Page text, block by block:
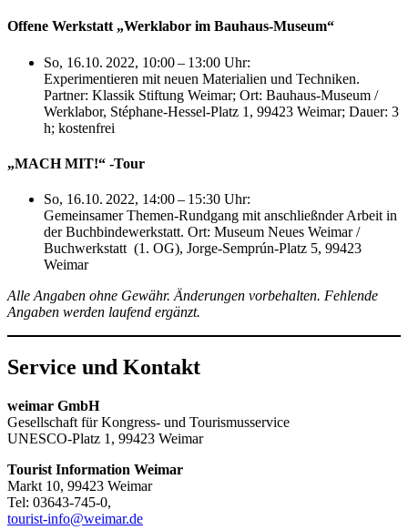
Offene Werkstatt „Werklabor im Bauhaus-Museum“
So, 16.10. 2022, 10:00 – 13:00 Uhr:
Experimentieren mit neuen Materialien und Techniken.
Partner: Klassik Stiftung Weimar; Ort: Bauhaus-Museum /
Werklabor, Stéphane-Hessel-Platz 1, 99423 Weimar; Dauer: 3
h; kostenfrei
„MACH MIT!“ -Tour
So, 16.10. 2022, 14:00 – 15:30 Uhr:
Gemeinsamer Themen-Rundgang mit anschließnder Arbeit in
der Buchbindewerkstatt. Ort: Museum Neues Weimar /
Buchwerkstatt (1. OG), Jorge-Semprún-Platz 5, 99423
Weimar
Alle Angaben ohne Gewähr. Änderungen vorbehalten. Fehlende
Angaben werden laufend ergänzt.
Service und Kontakt
weimar GmbH
Gesellschaft für Kongress- und Tourismusservice
UNESCO-Platz 1, 99423 Weimar
Tourist Information Weimar
Markt 10, 99423 Weimar
Tel: 03643-745-0,
tourist-info@weimar.de